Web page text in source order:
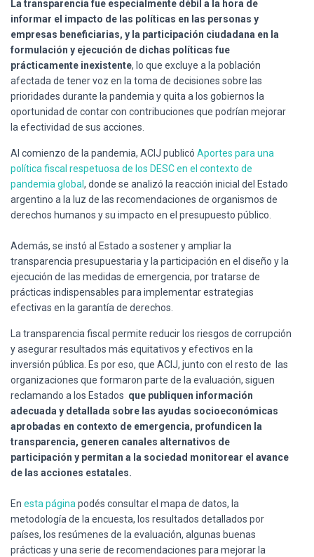
La transparencia fue especialmente débil a la hora de
informar el impacto de las políticas en las personas y
empresas beneficiarias, y la participación ciudadana en la
formulación y ejecución de dichas políticas fue
prácticamente inexistente, lo que excluye a la población
afectada de tener voz en la toma de decisiones sobre las
prioridades durante la pandemia y quita a los gobiernos la
oportunidad de contar con contribuciones que podrían mejorar
la efectividad de sus acciones.
Al comienzo de la pandemia, ACIJ publicó Aportes para una
política fiscal respetuosa de los DESC en el contexto de
pandemia global , donde se analizó la reacción inicial del Estado
argentino a la luz de las recomendaciones de organismos de
derechos humanos y su impacto en el presupuesto público.
Además, se instó al Estado a sostener y ampliar la
transparencia presupuestaria y la participación en el diseño y la
ejecución de las medidas de emergencia, por tratarse de
prácticas indispensables para implementar estrategias
efectivas en la garantía de derechos.
La transparencia fiscal permite reducir los riesgos de corrupción
y asegurar resultados más equitativos y efectivos en la
inversión pública. Es por eso, que ACIJ, junto con el resto de las
organizaciones que formaron parte de la evaluación, siguen
reclamando a los Estados que publiquen información
adecuada y detallada sobre las ayudas socioeconómicas
aprobadas en contexto de emergencia, profundicen la
transparencia, generen canales alternativos de
participación y permitan a la sociedad monitorear el avance
de las acciones estatales.
En esta página podés consultar el mapa de datos, la
metodología de la encuesta, los resultados detallados por
países, los resúmenes de la evaluación, algunas buenas
prácticas y una serie de recomendaciones para mejorar la